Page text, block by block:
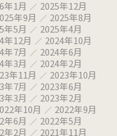
年1月
2025年12月
年9月
2025年8月
年5月
2025年4月
年12月
2024年10月
年7月
2024年6月
年3月
2024年2月
年11月
2023年10月
年7月
2023年6月
年3月
2023年2月
年10月
2022年9月
年6月
2022年5月
年2月
2021年11月